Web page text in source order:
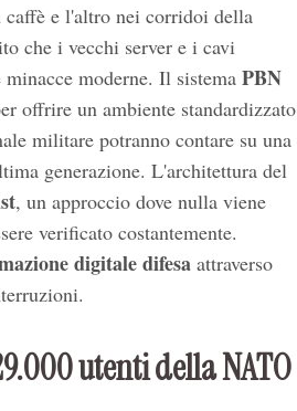
e l'altro nei corridoi della
che i vecchi server e i cavi
moderne. Il sistema PBN
offrire un ambiente standardizzato
militare potranno contare su una
generazione. L'architettura del
, un approccio dove nulla viene
verificato costantemente.
digitale difesa attraverso
utenti della NATO